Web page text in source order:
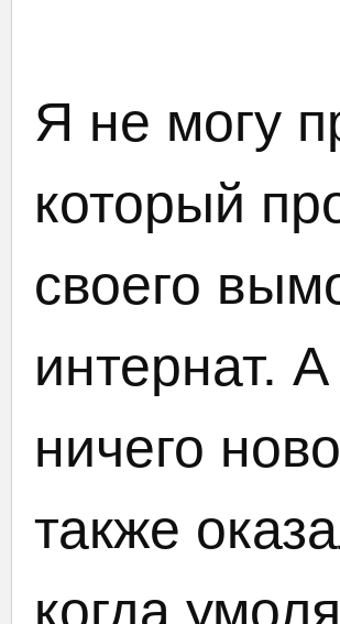
Я не могу
который
своего
интернат.
ничего
также
когда